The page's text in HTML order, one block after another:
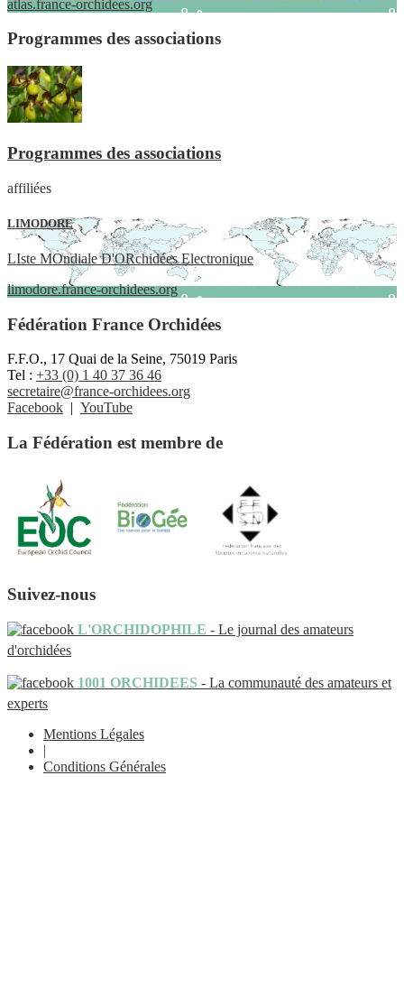
atlas.france-orchidees.org
Programmes des associations
Programmes des associations
affiliées
LIMODORE
LIste MOndiale D'ORchidées Electronique
limodore.france-orchidees.org
Fédération France Orchidées
F.F.O., 17 Quai de la Seine, 75019 Paris
Tel : +33 (0) 1 40 37 36 46
secretaire@france-orchidees.org
Facebook | YouTube
La Fédération est membre de
Suivez-nous
L'ORCHIDOPHILE - Le journal des amateurs
d'orchidées
1001 ORCHIDEES - La communauté des amateurs et
experts
Mentions Légales
|
Conditions Générales